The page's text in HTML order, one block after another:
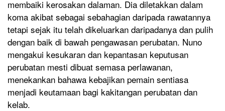
membaiki kerosakan dalaman. Dia diletakkan dalam
koma akibat sebagai sebahagian daripada rawatannya
tetapi sejak itu telah dikeluarkan daripadanya dan pulih
dengan baik di bawah pengawasan perubatan. Nuno
mengakui kesukaran dan kepantasan keputusan
perubatan mesti dibuat semasa perlawanan,
menekankan bahawa kebajikan pemain sentiasa
menjadi keutamaan bagi kakitangan perubatan dan
kelab.